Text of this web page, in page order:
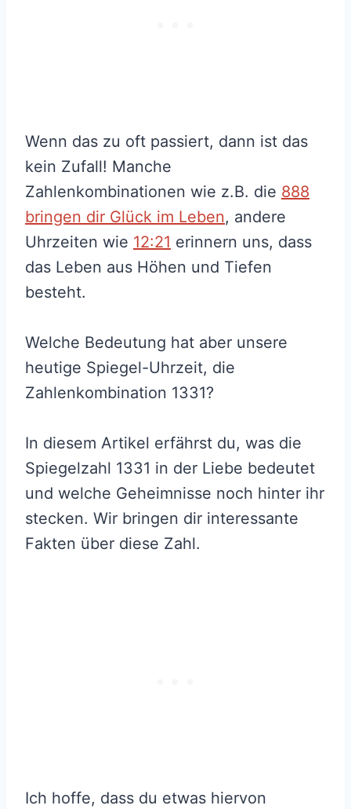
Wenn das zu oft passiert, dann ist das
kein Zufall! Manche
Zahlenkombinationen wie z.B. die 888
bringen dir Glück im Leben, andere
Uhrzeiten wie 12:21 erinnern uns, dass
das Leben aus Höhen und Tiefen
besteht.
Welche Bedeutung hat aber unsere
heutige Spiegel-Uhrzeit, die
Zahlenkombination 1331?
In diesem Artikel erfährst du, was die
Spiegelzahl 1331 in der Liebe bedeutet
und welche Geheimnisse noch hinter ihr
stecken. Wir bringen dir interessante
Fakten über diese Zahl.
Ich hoffe, dass du etwas hiervon